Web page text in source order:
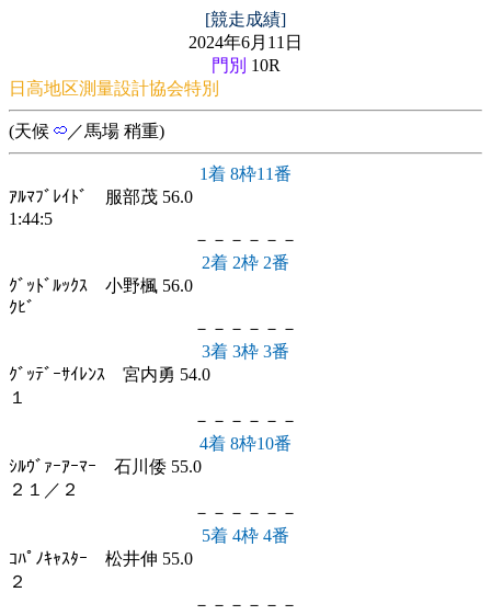
[競走成績]
2024年6月11日
門別 10R
日高地区測量設計協会特別
(天候 ／馬場 稍重)
1着 8枠11番
ｱﾙﾏﾌﾞﾚｲﾄﾞ 服部茂 56.0
1:44:5
－－－－－－
2着 2枠 2番
ｸﾞｯﾄﾞﾙｯｸｽ 小野楓 56.0
ｸﾋﾞ
－－－－－－
3着 3枠 3番
ｸﾞｯﾃﾞｰｻｲﾚﾝｽ 宮内勇 54.0
１
－－－－－－
4着 8枠10番
ｼﾙｳﾞｧｰｱｰﾏｰ 石川倭 55.0
２１／２
－－－－－－
5着 4枠 4番
ｺﾊﾟﾉｷｬｽﾀｰ 松井伸 55.0
２
－－－－－－